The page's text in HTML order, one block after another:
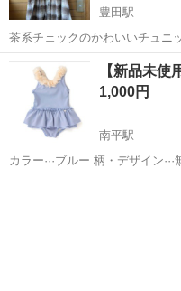
豊田駅
茶系チェックのかわいいチュニ
ん。襟の上からの丈は80cm。
ワンピースとして使えます。生
京〜豊田駅）沿線か、豊田駅近
豊田駅
【新品未使
1,000円
南平駅
カラー···ブルー 柄・デザイン···無地 季節感···